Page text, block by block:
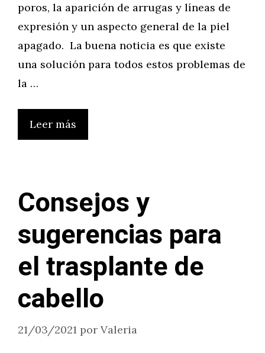
poros, la aparición de arrugas y líneas de
expresión y un aspecto general de la piel
apagado. La buena noticia es que existe
una solución para todos estos problemas de
la …
Leer más
Consejos y
sugerencias para
el trasplante de
cabello
21/03/2021 por Valeria